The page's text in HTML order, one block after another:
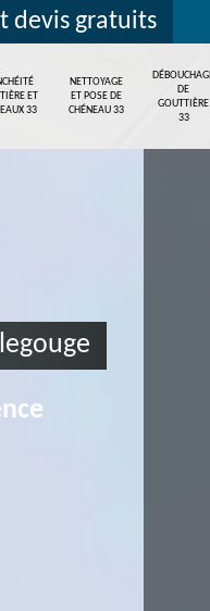
devis gratuits
ET
33
NETTOYAGE
ET POSE DE
CHÉNEAU 33
DE
GOUTTIÈRE
33